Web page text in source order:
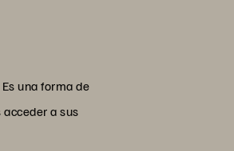
una forma de
a sus